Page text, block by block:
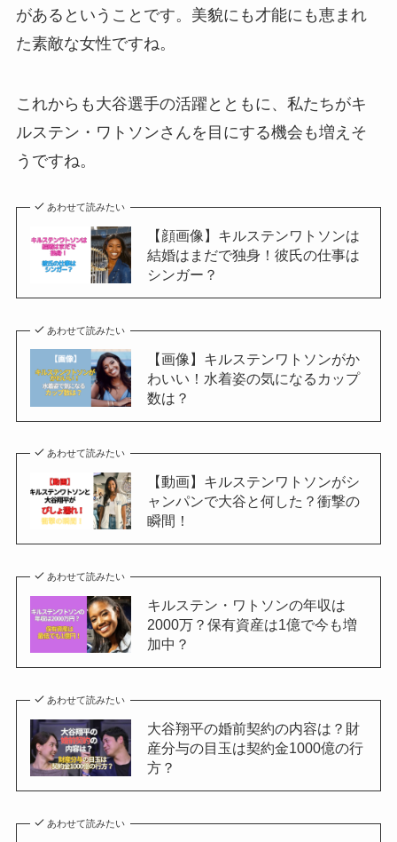
があるということです。美貌にも才能にも恵まれ
た素敵な女性ですね。
これからも大谷選手の活躍とともに、私たちがキ
ルステン・ワトソンさんを目にする機会も増えそ
うですね。
あわせて読みたい
【顔画像】キルステンワトソンは
結婚はまだで独身！彼氏の仕事は
シンガー？
あわせて読みたい
【画像】キルステンワトソンがか
わいい！水着姿の気になるカップ
数は？
あわせて読みたい
【動画】キルステンワトソンがシ
ャンパンで大谷と何した？衝撃の
瞬間！
あわせて読みたい
キルステン・ワトソンの年収は
2000万？保有資産は1億で今も増
加中？
あわせて読みたい
大谷翔平の婚前契約の内容は？財
産分与の目玉は契約金1000億の行
方？
あわせて読みたい